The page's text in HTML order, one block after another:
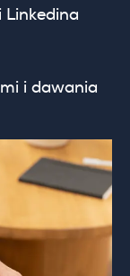
Linkedina
i dawania